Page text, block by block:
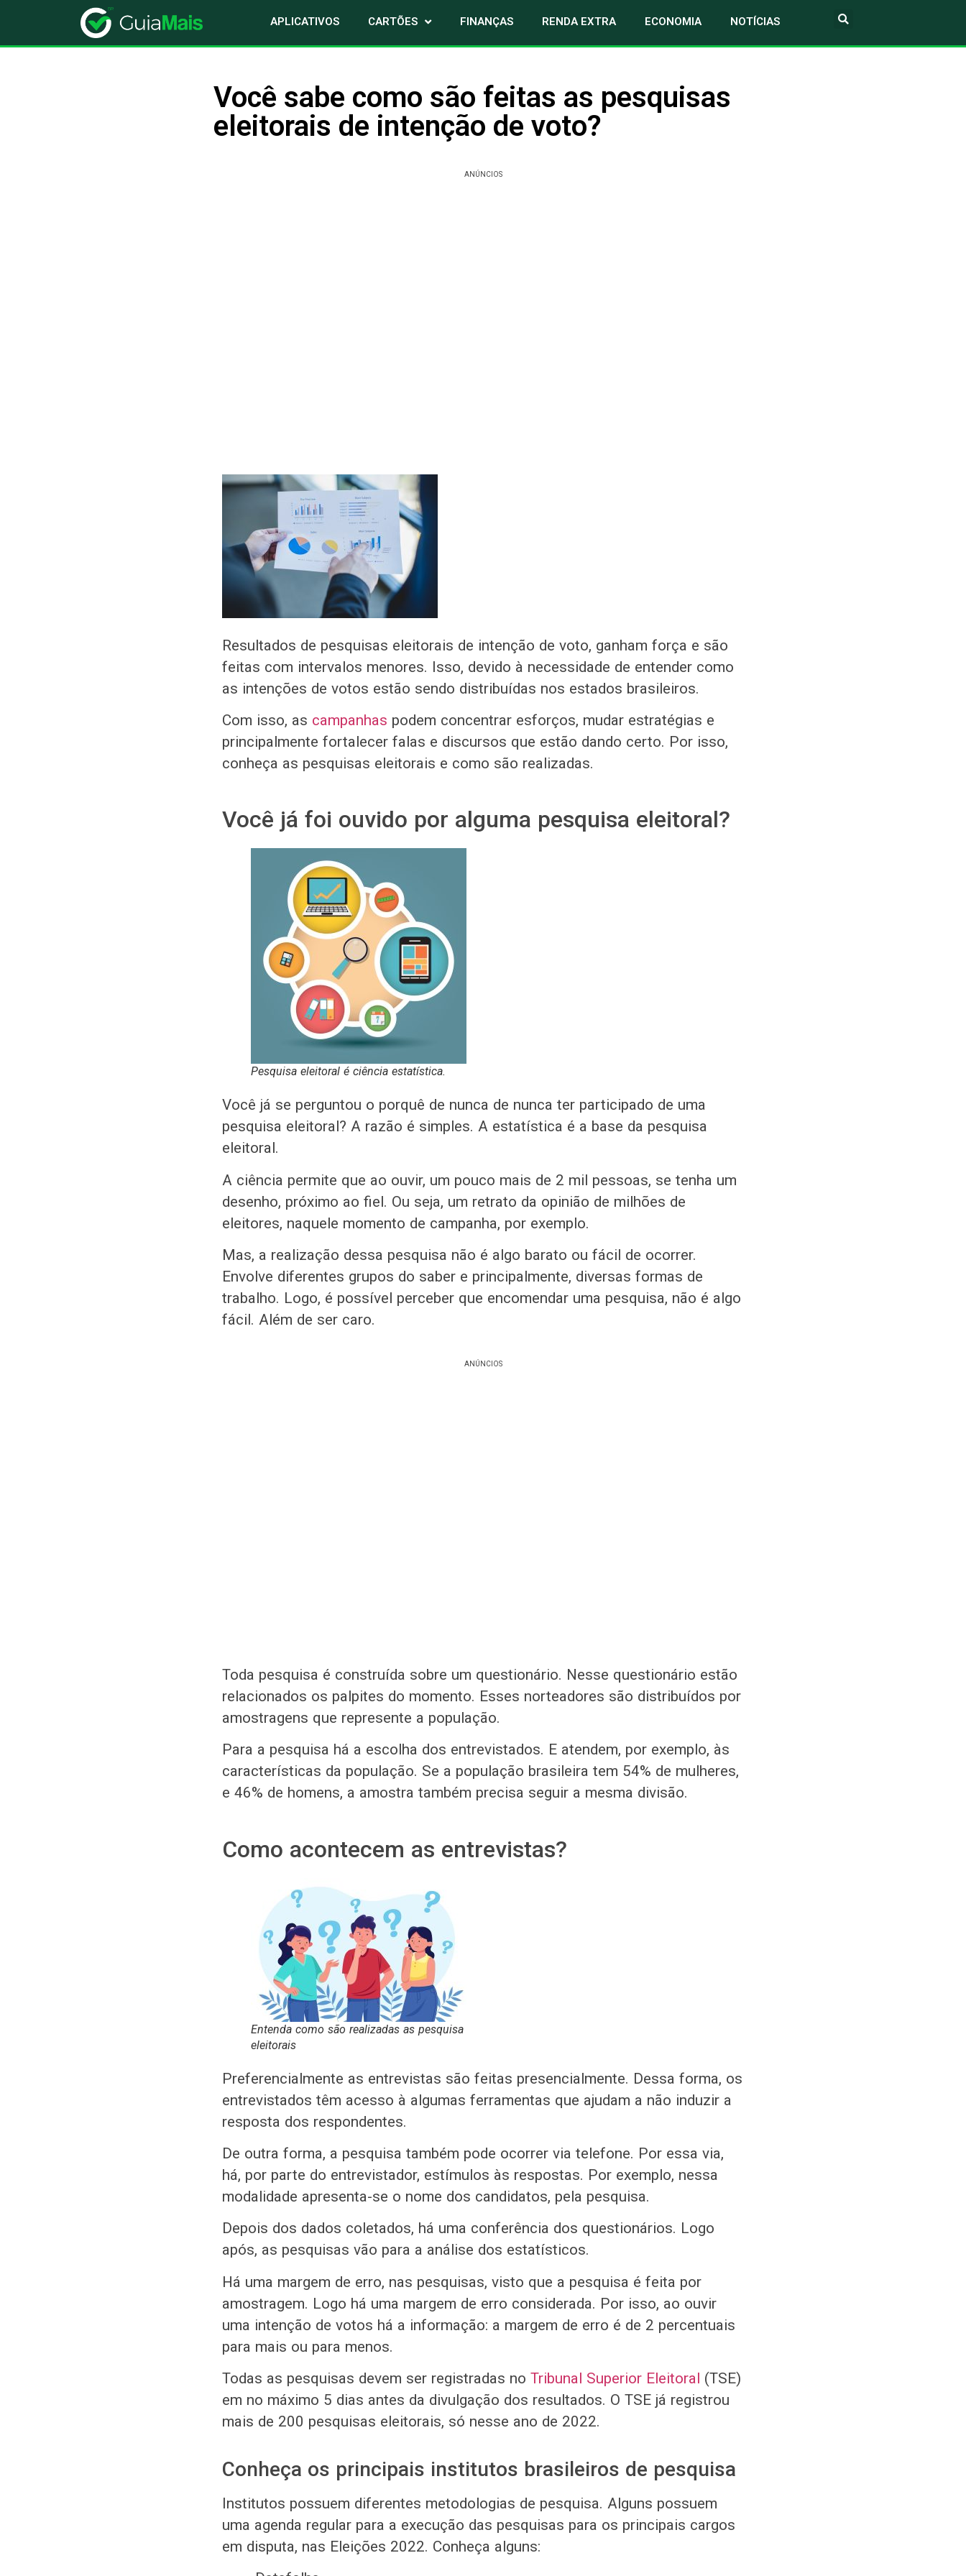
APLICATIVOS CARTÕES FINANÇAS RENDA EXTRA ECONOMIA NOTÍCIAS
Você sabe como são feitas as pesquisas
eleitorais de intenção de voto?
ANÚNCIOS
Resultados de pesquisas eleitorais de intenção de voto, ganham força e são
feitas com intervalos menores. Isso, devido à necessidade de entender como
as intenções de votos estão sendo distribuídas nos estados brasileiros.
Com isso, as campanhas podem concentrar esforços, mudar estratégias e
principalmente fortalecer falas e discursos que estão dando certo. Por isso,
conheça as pesquisas eleitorais e como são realizadas.
Você já foi ouvido por alguma pesquisa eleitoral?
Pesquisa eleitoral é ciência estatística.
Você já se perguntou o porquê de nunca de nunca ter participado de uma
pesquisa eleitoral? A razão é simples. A estatística é a base da pesquisa
eleitoral.
A ciência permite que ao ouvir, um pouco mais de 2 mil pessoas, se tenha um
desenho, próximo ao fiel. Ou seja, um retrato da opinião de milhões de
eleitores, naquele momento de campanha, por exemplo.
Mas, a realização dessa pesquisa não é algo barato ou fácil de ocorrer.
Envolve diferentes grupos do saber e principalmente, diversas formas de
trabalho. Logo, é possível perceber que encomendar uma pesquisa, não é algo
fácil. Além de ser caro.
ANÚNCIOS
Toda pesquisa é construída sobre um questionário. Nesse questionário estão
relacionados os palpites do momento. Esses norteadores são distribuídos por
amostragens que represente a população.
Para a pesquisa há a escolha dos entrevistados. E atendem, por exemplo, às
características da população. Se a população brasileira tem 54% de mulheres,
e 46% de homens, a amostra também precisa seguir a mesma divisão.
Como acontecem as entrevistas?
Entenda como são realizadas as pesquisa
eleitorais
Preferencialmente as entrevistas são feitas presencialmente. Dessa forma, os
entrevistados têm acesso à algumas ferramentas que ajudam a não induzir a
resposta dos respondentes.
De outra forma, a pesquisa também pode ocorrer via telefone. Por essa via,
há, por parte do entrevistador, estímulos às respostas. Por exemplo, nessa
modalidade apresenta-se o nome dos candidatos, pela pesquisa.
Depois dos dados coletados, há uma conferência dos questionários. Logo
após, as pesquisas vão para a análise dos estatísticos.
Há uma margem de erro, nas pesquisas, visto que a pesquisa é feita por
amostragem. Logo há uma margem de erro considerada. Por isso, ao ouvir
uma intenção de votos há a informação: a margem de erro é de 2 percentuais
para mais ou para menos.
Todas as pesquisas devem ser registradas no Tribunal Superior Eleitoral (TSE)
em no máximo 5 dias antes da divulgação dos resultados. O TSE já registrou
mais de 200 pesquisas eleitorais, só nesse ano de 2022.
Conheça os principais institutos brasileiros de pesquisa
Institutos possuem diferentes metodologias de pesquisa. Alguns possuem
uma agenda regular para a execução das pesquisas para os principais cargos
em disputa, nas Eleições 2022. Conheça alguns: